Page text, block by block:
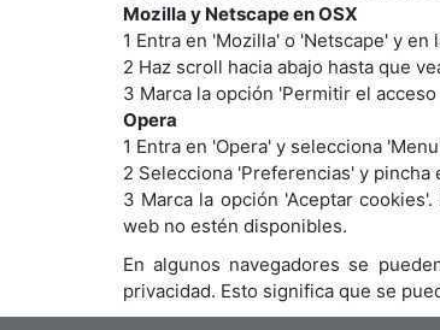
Mozilla y Netscape en OSX
1 Entra en 'Mozilla' o 'Netscape' y
2 Haz scroll hacia abajo hasta que
3 Marca la opción 'Permitir el
Opera
1 Entra en 'Opera' y selecciona
2 Selecciona 'Preferencias' y pincha
3 Marca la opción 'Aceptar
web no estén disponibles.
En algunos navegadores se
privacidad. Esto significa que se